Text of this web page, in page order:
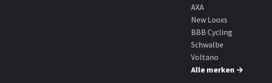
AXA
New Looxs
BBB Cycling
Schwalbe
Voltano
Alle merken →